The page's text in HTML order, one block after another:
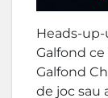
Heads-up-
Galfond
Galfond
de joc sau